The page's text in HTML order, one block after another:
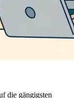
die gängigsten